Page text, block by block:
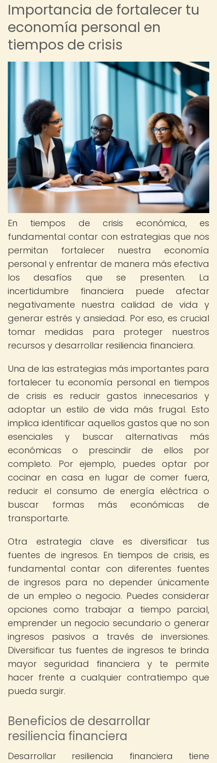
Importancia de fortalecer tu
economía personal en
tiempos de crisis
En tiempos de crisis económica, es
fundamental contar con estrategias que nos
permitan fortalecer nuestra economía
personal y enfrentar de manera más efectiva
los desafíos que se presenten. La
incertidumbre financiera puede afectar
negativamente nuestra calidad de vida y
generar estrés y ansiedad. Por eso, es crucial
tomar medidas para proteger nuestros
recursos y desarrollar resiliencia financiera.
Una de las estrategias más importantes para
fortalecer tu economía personal en tiempos
de crisis es reducir gastos innecesarios y
adoptar un estilo de vida más frugal. Esto
implica identificar aquellos gastos que no son
esenciales y buscar alternativas más
económicas o prescindir de ellos por
completo. Por ejemplo, puedes optar por
cocinar en casa en lugar de comer fuera,
reducir el consumo de energía eléctrica o
buscar formas más económicas de
transportarte.
Otra estrategia clave es diversificar tus
fuentes de ingresos. En tiempos de crisis, es
fundamental contar con diferentes fuentes
de ingresos para no depender únicamente
de un empleo o negocio. Puedes considerar
opciones como trabajar a tiempo parcial,
emprender un negocio secundario o generar
ingresos pasivos a través de inversiones.
Diversificar tus fuentes de ingresos te brinda
mayor seguridad financiera y te permite
hacer frente a cualquier contratiempo que
pueda surgir.
Beneficios de desarrollar
resiliencia financiera
Desarrollar resiliencia financiera tiene